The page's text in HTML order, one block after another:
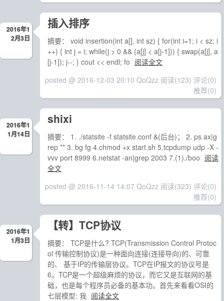
2016年1
2月3日
插入排序
摘要： void insertion(int a[], int sz) { for(int i=1; i < sz; i
++) { int j = i; while(j > 0 && (a[j] < a[j-1])) { swap(a[j], a
[j-1]); j--; } cout << endl; fo 阅读全文
posted @ 2016-12-03 20:10 QoQzz 阅读(123) 评论(0)
推荐(0)
2016年1
1月14日
shixi
摘要： 1. ./statsite -f statsite.conf &(后台)； 2. ps ax|g
rep ** 3. bg fg 4.chmod +x start.sh 5.tcpdump udp -X -
vvv port 8999 6.netstat -an|grep 2003 7.(1)./boo 阅读
全文
posted @ 2016-11-14 14:07 QoQzz 阅读(323) 评论(0)
推荐(0)
2016年1
1月3日
【转】TCP协议
摘要： TCP是什么? TCP(Transmission Control Protoc
ol 传输控制协议)是一种面向连接(连接导向)的、可靠
的、 基于IP的传输层协议。TCP在IP报文的协议号是
6。TCP是一个超级麻烦的协议，而它又是互联网的基
础，也是每个程序员必备的基本功。首先来看看OSI的
七层模型: 我 阅读全文